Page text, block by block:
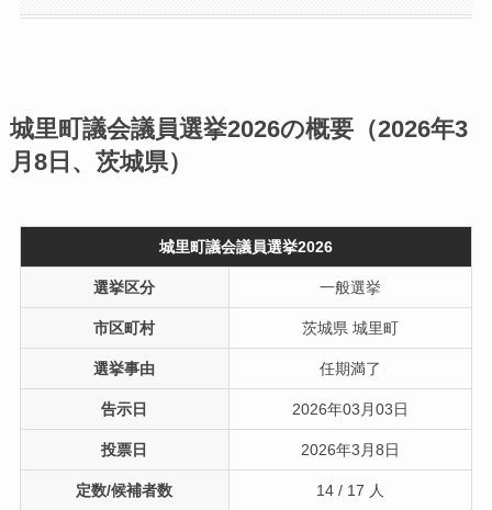
城里町議会議員選挙2026の概要（2026年3
月8日、茨城県）
城里町議会議員選挙2026
選挙区分 一般選挙
市区町村 茨城県 城里町
選挙事由 任期満了
告示日 2026年03月03日
投票日 2026年3月8日
定数/候補者数 14 / 17 人